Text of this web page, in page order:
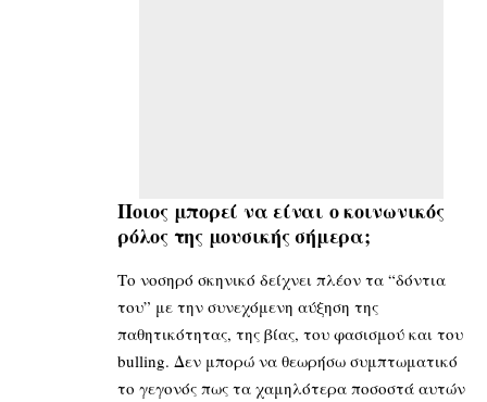
Ποιος μπορεί να είναι ο κοινωνικός
ρόλος της μουσικής σήμερα;
Το νοσηρό σκηνικό δείχνει πλέον τα “δόντια
του” με την συνεχόμενη αύξηση της
παθητικότητας, της βίας, του φασισμού και του
bulling. Δεν μπορώ να θεωρήσω συμπτωματικό
το γεγονός πως τα χαμηλότερα ποσοστά αυτών